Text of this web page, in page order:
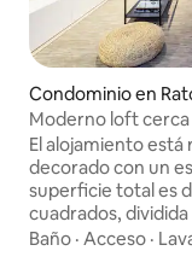
Condominio en
wi
Moderno loft cerca
tren ligero de Nana
El alojamiento
decorado con un
superficie total es
cuadrados,
corrediza de
Baño · Acceso ·